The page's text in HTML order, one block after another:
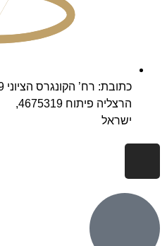
כתובת: רח’ הקונגרס הציוני 19,
הרצליה פיתוח 4675319,
ישראל